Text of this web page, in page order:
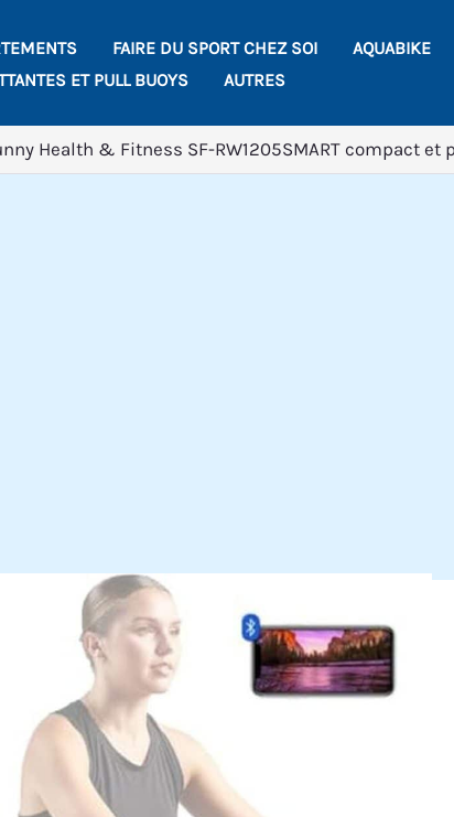
FAIRE DU SPORT CHEZ SOI AQUABIKE
ET PULL BUOYS
AUTRES
Health & Fitness SF-RW1205SMART compact et